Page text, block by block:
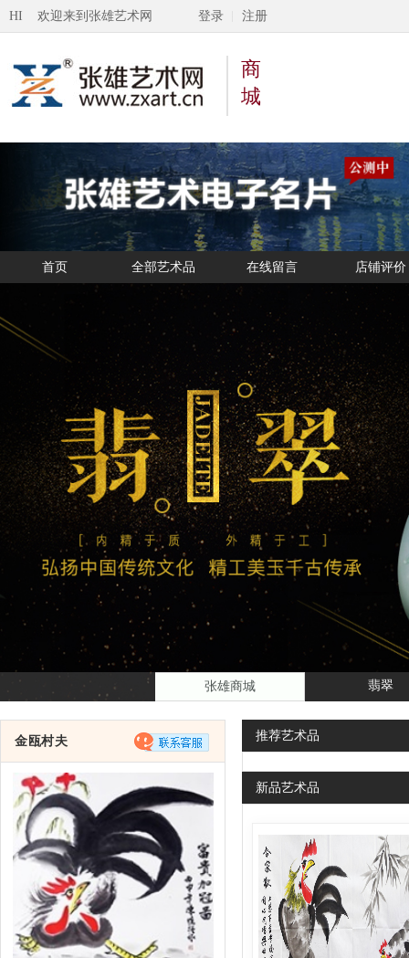
HI 欢迎来到张雄艺术网 登录 注册
商
城
首页 全部艺术品 在线留言 店铺评价
张雄商城 翡翠
金瓯村夫 推荐艺术品
新品艺术品